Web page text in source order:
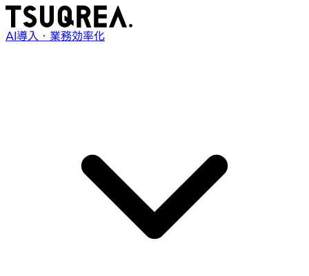
AI導入・業務効率化